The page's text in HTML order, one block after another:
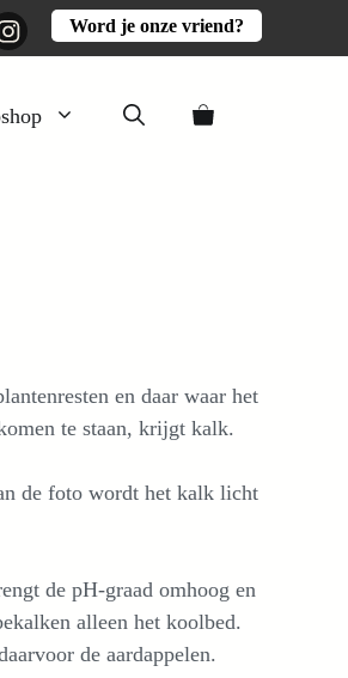
InstagramWord je onze vriend?
en daar waar het
te staan, krijgt kalk.
de foto wordt het kalk licht
de pH-graad omhoog en
alleen het koolbed.
de aardappelen.